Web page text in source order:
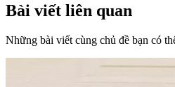
Bài viết liên quan
Những bài viết cùng chủ đề bạn có